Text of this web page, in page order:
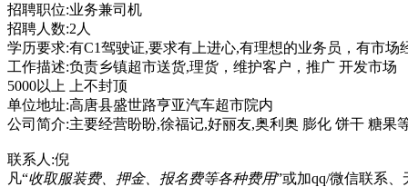
招聘职位:业务兼司机
招聘人数:2人
学历要求:有C1驾驶证,要求有上进心,有理想的业务员，有市场
工作描述:负责乡镇超市送货,理货，维护客户，推广 开发市场
5000以上 上不封顶
单位地址:高唐县盛世路亨亚汽车超市院内
公司简介:主要经营盼盼,徐福记,好丽友,奥利奥 膨化 饼干 糖果
联系人:倪
凡“收取服装费、押金、报名费等各种费用”或加qq/微信联系